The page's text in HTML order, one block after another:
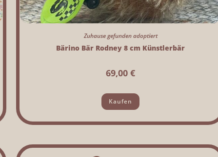
Zuhause gefunden adoptiert
Bärino Bär Rodney 8 cm Künstlerbär
69,00 €
Kaufen